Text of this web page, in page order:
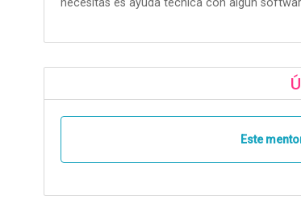
necesitas es ayuda técnica con algún
Este